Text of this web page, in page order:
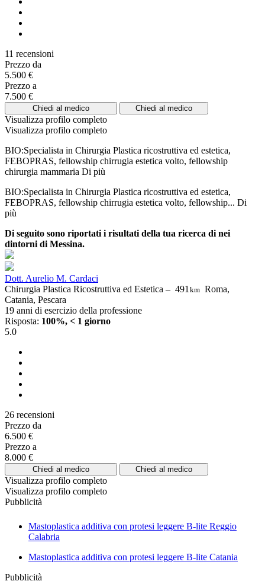
11 recensioni
Prezzo da
5.500 €
Prezzo a
7.500 €
Chiedi al medico Chiedi al medico
Visualizza profilo completo
Visualizza profilo completo
BIO:Specialista in Chirurgia Plastica ricostruttiva ed estetica,
FEBOPRAS, fellowship chirrugia estetica volto, fellowship
chirurgia mammaria Di più
BIO:Specialista in Chirurgia Plastica ricostruttiva ed estetica,
FEBOPRAS, fellowship chirrugia estetica volto, fellowship... Di
più
Di seguito sono riportati i risultati della tua ricerca di nei
dintorni di Messina.
Dott. Aurelio M. Cardaci
Chirurgia Plastica Ricostruttiva ed Estetica – 491km Roma,
Catania, Pescara
19 anni di esercizio della professione
Risposta: 100%, < 1 giorno
5.0
26 recensioni
Prezzo da
6.500 €
Prezzo a
8.000 €
Chiedi al medico Chiedi al medico
Visualizza profilo completo
Visualizza profilo completo
Pubblicità
Mastoplastica additiva con protesi leggere B-lite Reggio
Calabria
Mastoplastica additiva con protesi leggere B-lite Catania
Pubblicità